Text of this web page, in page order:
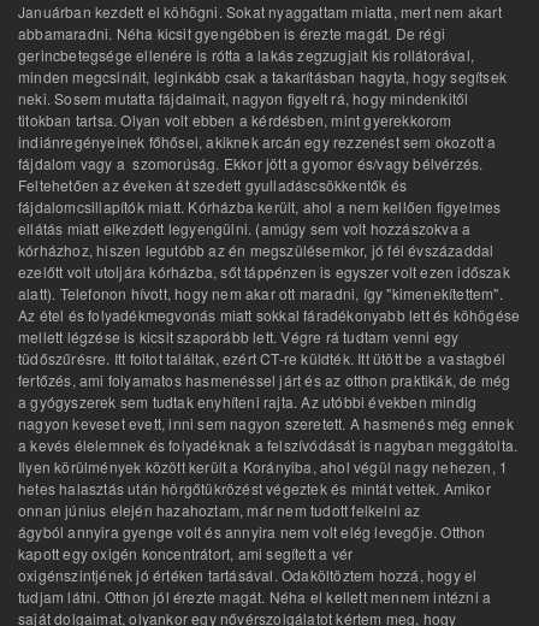
Januárban kezdett el köhögni. Sokat nyaggattam miatta, mert nem akart
abbamaradni. Néha kicsit gyengébben is érezte magát. De régi
gerincbetegsége ellenére is rótta a lakás zegzugjait kis rollátorával,
minden megcsinált, leginkább csak a takarításban hagyta, hogy segítsek
neki. Sosem mutatta fájdalmait, nagyon figyelt rá, hogy mindenkitől
titokban tartsa. Olyan volt ebben a kérdésben, mint gyerekkorom
indiánregényeinek főhősei, akiknek arcán egy rezzenést sem okozott a
fájdalom vagy a szomorúság. Ekkor jött a gyomor és/vagy bélvérzés.
Feltehetően az éveken át szedett gyulladáscsökkentők és
fájdalomcsillapítók miatt. Kórházba került, ahol a nem kellően figyelmes
ellátás miatt elkezdett legyengülni. (amúgy sem volt hozzászokva a
kórházhoz, hiszen legutóbb az én megszülésemkor, jó fél évszázaddal
ezelőtt volt utoljára kórházba, sőt táppénzen is egyszer volt ezen időszak
alatt). Telefonon hívott, hogy nem akar ott maradni, így "kimenekítettem".
Az étel és folyadékmegvonás miatt sokkal fáradékonyabb lett és köhögése
mellett légzése is kicsit szaporább lett. Végre rá tudtam venni egy
tüdőszűrésre. Itt foltot találtak, ezért CT-re küldték. Itt ütött be a vastagbél
fertőzés, ami folyamatos hasmenéssel járt és az otthon praktikák, de még
a gyógyszerek sem tudtak enyhíteni rajta. Az utóbbi években mindig
nagyon keveset evett, inni sem nagyon szeretett. A hasmenés még ennek
a kevés élelemnek és folyadéknak a felszívódását is nagyban meggátolta.
Ilyen körülmények között került a Korányiba, ahol végül nagy nehezen, 1
hetes halasztás után hörgőtükrözést végeztek és mintát vettek. Amikor
onnan június elején hazahoztam, már nem tudott felkelni az
ágyból annyira gyenge volt és annyira nem volt elég levegője. Otthon
kapott egy oxigén koncentrátort, ami segített a vér
oxigénszintjének jó értéken tartásával. Odaköltöztem hozzá, hogy el
tudjam látni. Otthon jól érezte magát. Néha el kellett mennem intézni a
saját dolgaimat, olyankor egy nővérszolgálatot kértem meg, hogy